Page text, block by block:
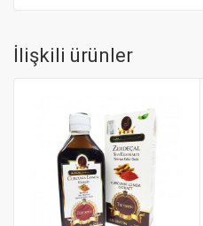
İlişkili ürünler